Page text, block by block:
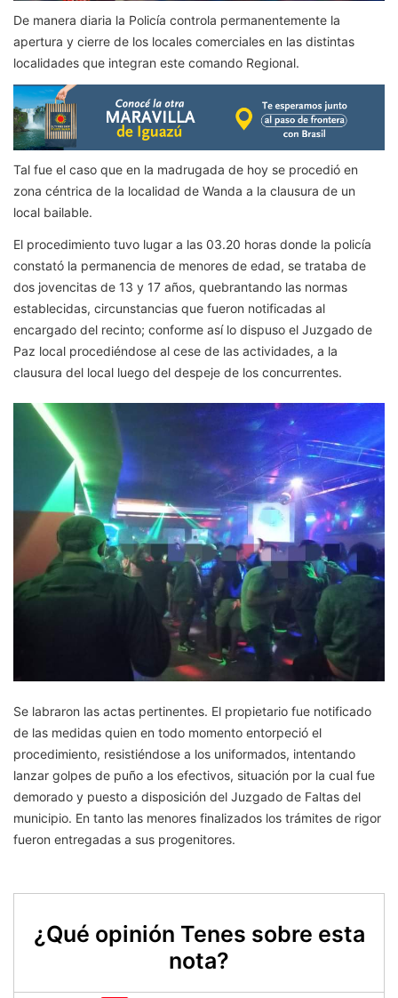
De manera diaria la Policía controla permanentemente la
apertura y cierre de los locales comerciales en las distintas
localidades que integran este comando Regional.
Tal fue el caso que en la madrugada de hoy se procedió en
zona céntrica de la localidad de Wanda a la clausura de un
local bailable.
El procedimiento tuvo lugar a las 03.20 horas donde la policía
constató la permanencia de menores de edad, se trataba de
dos jovencitas de 13 y 17 años, quebrantando las normas
establecidas, circunstancias que fueron notificadas al
encargado del recinto; conforme así lo dispuso el Juzgado de
Paz local procediéndose al cese de las actividades, a la
clausura del local luego del despeje de los concurrentes.
Se labraron las actas pertinentes. El propietario fue notificado
de las medidas quien en todo momento entorpeció el
procedimiento, resistiéndose a los uniformados, intentando
lanzar golpes de puño a los efectivos, situación por la cual fue
demorado y puesto a disposición del Juzgado de Faltas del
municipio. En tanto las menores finalizados los trámites de rigor
fueron entregadas a sus progenitores.
¿Qué opinión Tenes sobre esta
nota?